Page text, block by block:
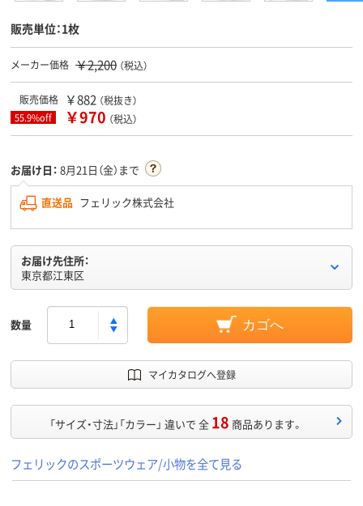
販売単位：1枚
メーカー価格 ￥2,200 （税込）
販売価格 ￥882 （税抜き）
55.9%off ￥970 （税込）
お届け日： 8月21日（金）まで
直送品 フェリック株式会社
お届け先住所：
東京都江東区
数量 カゴへ
マイカタログへ登録
「サイズ・寸法」「カラー」 違いで 全 18 商品あります。
フェリックのスポーツウェア/小物を全て見る